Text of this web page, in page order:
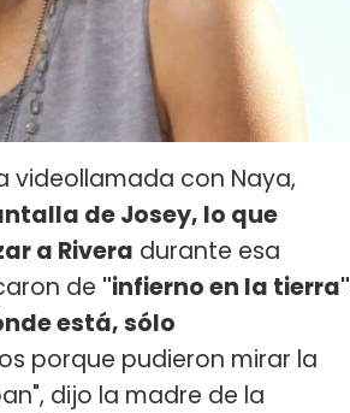
videollamada con Naya,
de Josey, lo que
a Rivera durante esa
de "infierno en la tierra"
está, sólo
porque pudieron mirar la
dijo la madre de la